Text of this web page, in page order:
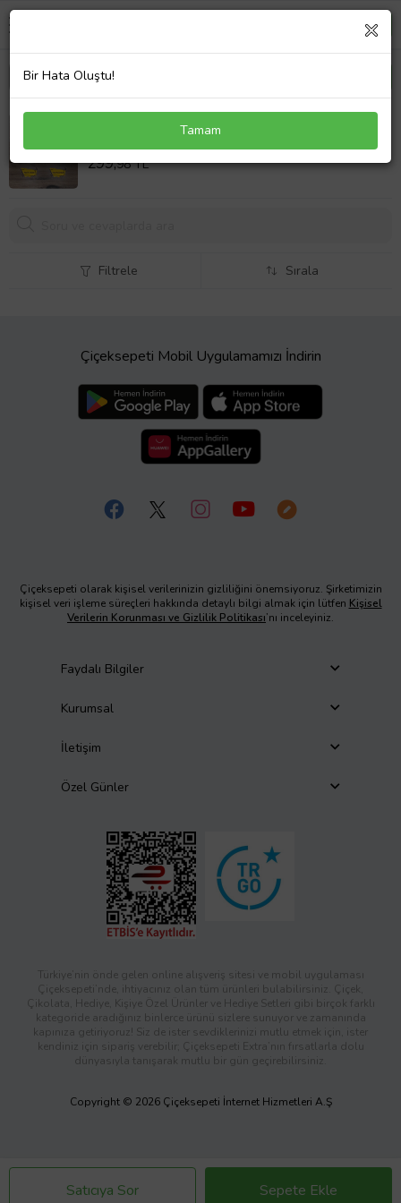
Love Your Self Kupa Bardak Fotoğraflı T Yeşil
Kulplu Arkadaşa Hediye, Anneye Hediye
Sepet Fiyatı
299,98 TL
Satıcıya Sor Sepete Ekle
Filtrele Sırala
Çiçeksepeti Mobil Uygulamamızı İndirin
Çiçeksepeti olarak kişisel verilerinizin gizliliğini önemsiyoruz. Şirketimizin
kişisel veri işleme süreçleri hakkında detaylı bilgi almak için lütfen Kişisel
Verilerin Korunması ve Gizlilik Politikası’nı inceleyiniz.
Faydalı Bilgiler
Kurumsal
İletişim
Özel Günler
Türkiye’nin önde gelen online alışveriş sitesi ve mobil uygulaması
Çiçeksepeti’nde, ihtiyacınız olan tüm ürünleri bulabilirsiniz. Çiçek,
Çikolata, Hediye, Kişiye Özel Ürünler ve Hediye Setleri gibi birçok farklı
kategoride aradığınız binlerce ürünü sizlere sunuyor ve zamanında
kapınıza getiriyoruz! Siz de ister sevdiklerinizi mutlu etmek için, ister
kendiniz için sipariş verebilir; Çiçeksepeti Extra’nın fırsatlarla dolu
dünyasıyla tanışarak mutlu bir gün geçirebilirsiniz.
Copyright © 2026 Çiçeksepeti İnternet Hizmetleri A.Ş
Bir Hata Oluştu!
Tamam